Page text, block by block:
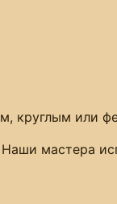
круглым или
Наши мастера